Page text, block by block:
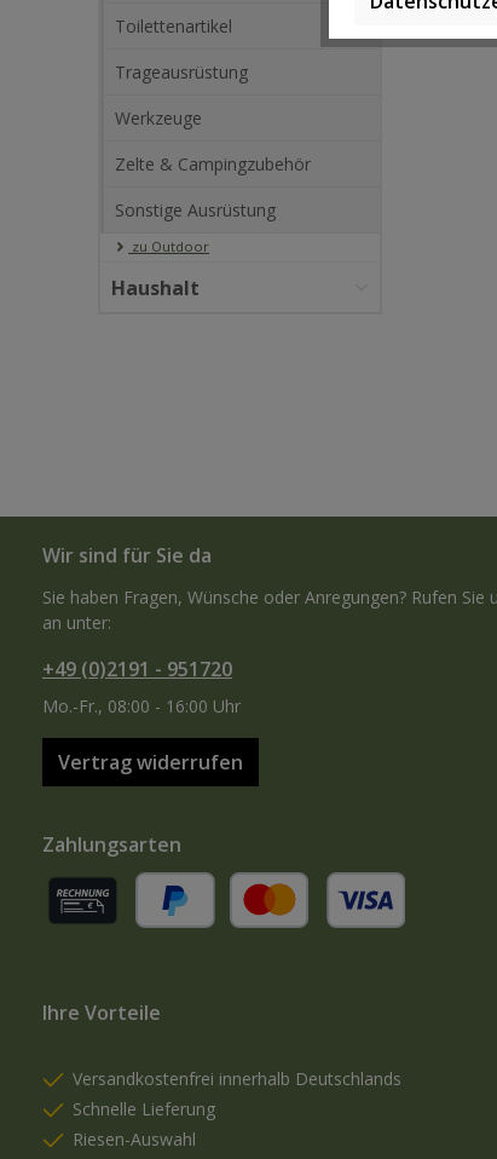
Toilettenartikel
Trageausrüstung
Werkzeuge
Zelte & Campingzubehör
Sonstige Ausrüstung
zu Outdoor
Haushalt
Wir sind für Sie da
Sie haben Fragen, Wünsche oder Anregungen? Rufen Sie
an unter:
+49 (0)2191 - 951720
Mo.-Fr., 08:00 - 16:00 Uhr
Vertrag widerrufen
Zahlungsarten
Ihre Vorteile
Versandkostenfrei innerhalb Deutschlands
Schnelle Lieferung
Riesen-Auswahl